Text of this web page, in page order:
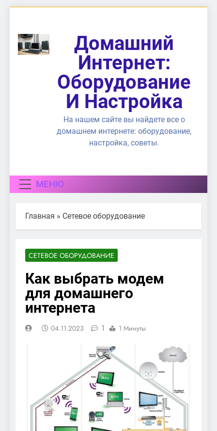
содержимому
Домашний
Интернет:
Оборудование
И Настройка
На нашем сайте вы найдете все о
домашнем интернете: оборудование,
настройка, советы.
МЕНЮ
Главная » Сетевое оборудование
СЕТЕВОЕ ОБОРУДОВАНИЕ
Как выбрать модем
для домашнего
интернета
04.11.2023 1 1 Минуты